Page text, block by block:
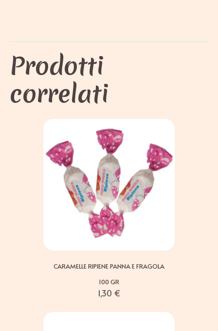
Prodotti
correlati
CARAMELLE RIPIENE PANNA E FRAGOLA
100 GR
1,30 €